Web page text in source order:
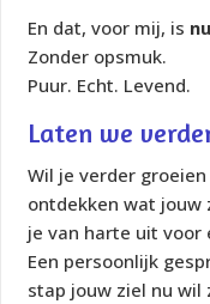
En dat, voor mij, is
Zonder opsmuk.
Puur. Echt. Levend.
Laten we
Wil je verder
ontdekken wat jouw
je van harte uit voor
Een persoonlijk
stap jouw ziel nu wil